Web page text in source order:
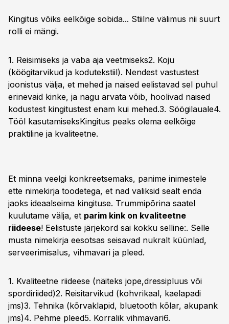
Kingitus võiks eelkõige sobida... Stiilne välimus nii suurt
rolli ei mängi.
1. Reisimiseks ja vaba aja veetmiseks2. Koju
(köögitarvikud ja kodutekstiil). Nendest vastustest
joonistus välja, et mehed ja naised eelistavad sel puhul
erinevaid kinke, ja nagu arvata võib, hoolivad naised
kodustest kingitustest enam kui mehed.3. Söögilauale4.
Tööl kasutamiseksKingitus peaks olema eelkõige
praktiline ja kvaliteetne.
Et minna veelgi konkreetsemaks, panime inimestele
ette nimekirja toodetega, et nad valiksid sealt enda
jaoks ideaalseima kingituse. Trummipõrina saatel
kuulutame välja, et parim kink on kvaliteetne
riideese! Eelistuste järjekord sai kokku selline:. Selle
musta nimekirja eesotsas seisavad nukralt küünlad,
serveerimisalus, vihmavari ja pleed.
1. Kvaliteetne riideese (näiteks jope,dressipluus või
spordiriided)2. Reisitarvikud (kohvrikaal, kaelapadi
jms)3. Tehnika (kõrvaklapid, bluetooth kõlar, akupank
jms)4. Pehme pleed5. Korralik vihmavari6.